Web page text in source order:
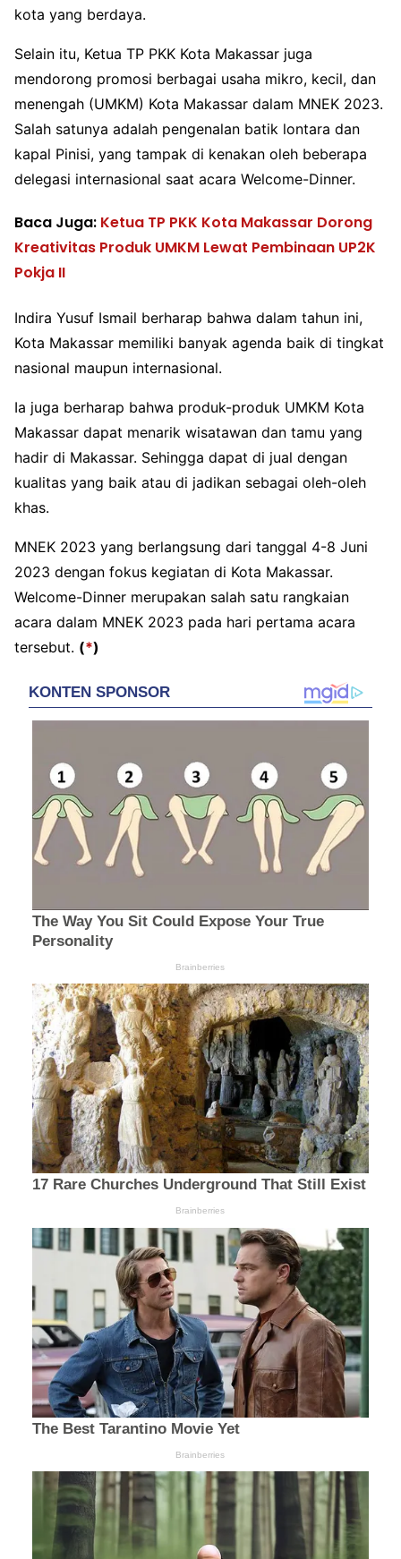
kota yang berdaya.
Selain itu, Ketua TP PKK Kota Makassar juga
mendorong promosi berbagai usaha mikro, kecil, dan
menengah (UMKM) Kota Makassar dalam MNEK 2023.
Salah satunya adalah pengenalan batik lontara dan
kapal Pinisi, yang tampak di kenakan oleh beberapa
delegasi internasional saat acara Welcome-Dinner.
Baca Juga: Ketua TP PKK Kota Makassar Dorong
Kreativitas Produk UMKM Lewat Pembinaan UP2K
Pokja II
Indira Yusuf Ismail berharap bahwa dalam tahun ini,
Kota Makassar memiliki banyak agenda baik di tingkat
nasional maupun internasional.
Ia juga berharap bahwa produk-produk UMKM Kota
Makassar dapat menarik wisatawan dan tamu yang
hadir di Makassar. Sehingga dapat di jual dengan
kualitas yang baik atau di jadikan sebagai oleh-oleh
khas.
MNEK 2023 yang berlangsung dari tanggal 4-8 Juni
2023 dengan fokus kegiatan di Kota Makassar.
Welcome-Dinner merupakan salah satu rangkaian
acara dalam MNEK 2023 pada hari pertama acara
tersebut. (*)